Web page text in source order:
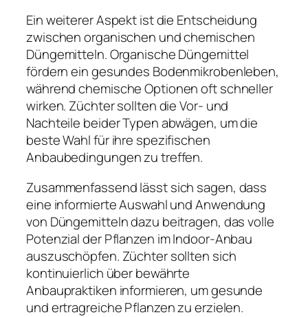
Ein weiterer Aspekt ist die Entscheidung
zwischen organischen und chemischen
Düngemitteln. Organische Düngemittel
fördern ein gesundes Bodenmikrobenleben,
während chemische Optionen oft schneller
wirken. Züchter sollten die Vor- und
Nachteile beider Typen abwägen, um die
beste Wahl für ihre spezifischen
Anbaubedingungen zu treffen.
Zusammenfassend lässt sich sagen, dass
eine informierte Auswahl und Anwendung
von Düngemitteln dazu beitragen, das volle
Potenzial der Pflanzen im Indoor-Anbau
auszuschöpfen. Züchter sollten sich
kontinuierlich über bewährte
Anbaupraktiken informieren, um gesunde
und ertragreiche Pflanzen zu erzielen.